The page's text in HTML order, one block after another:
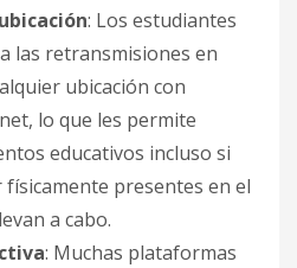
: Los estudiantes
las retransmisiones en
ubicación con
lo que les permite
educativos incluso si
presentes en el
a cabo.
: Muchas plataformas